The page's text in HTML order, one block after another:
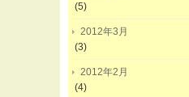
(5)
2012年3月
(3)
2012年2月
(4)